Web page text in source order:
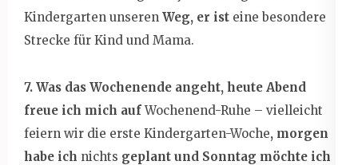
Kindergarten unseren Weg, er ist eine besondere
Strecke für Kind und Mama.
7. Was das Wochenende angeht, heute Abend
freue ich mich auf Wochenend-Ruhe – vielleicht
feiern wir die erste Kindergarten-Woche, morgen
habe ich nichts geplant und Sonntag möchte ich